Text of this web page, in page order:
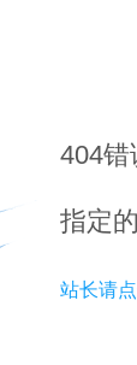
404错
指定
站长请